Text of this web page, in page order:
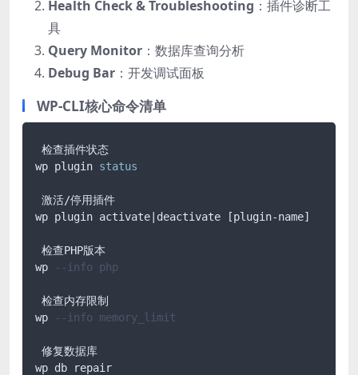
Health Check & Troubleshooting ：插件诊断工
具
Query Monitor ：数据库查询分析
Debug Bar ：开发调试面板
WP-CLI核心命令清单
检查插件状态
wp plugin status
激活/停用插件
wp plugin activate|deactivate [plugin-name]
检查PHP版本
wp
--info php
检查内存限制
wp
--info memory_limit
修复数据库
wp db repair